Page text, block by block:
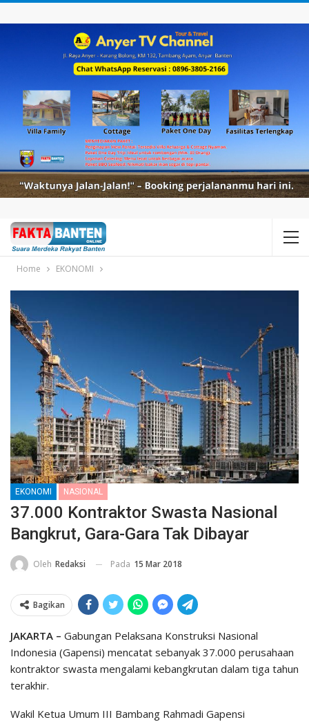
Home EKONOMI
EKONOMI NASIONAL
37.000 Kontraktor Swasta Nasional
Bangkrut, Gara-Gara Tak Dibayar
Oleh Redaksi Pada 15 Mar 2018
Bagikan
JAKARTA – Gabungan Pelaksana Konstruksi Nasional
Indonesia (Gapensi) mencatat sebanyak 37.000 perusahaan
kontraktor swasta mengalami kebangkrutan dalam tiga tahun
terakhir.
Wakil Ketua Umum III Bambang Rahmadi Gapensi